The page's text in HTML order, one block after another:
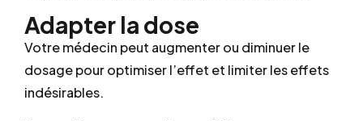
Adapter la dose
Votre médecin peut augmenter ou diminuer le
dosage pour optimiser l’effet et limiter les effets
indésirables.